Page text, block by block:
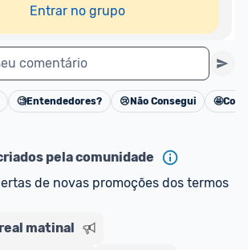
Entrar no grupo
comentário
Cancelar
🧐Entendedores? 😢 Não Consegui 🤩
pela comunidade
de novas promoções dos termos
matinal